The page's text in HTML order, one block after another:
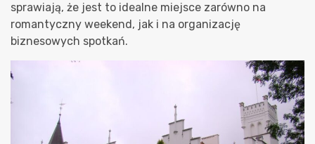
sprawiają, że jest to idealne miejsce zarówno na
romantyczny weekend, jak i na organizację
biznesowych spotkań.